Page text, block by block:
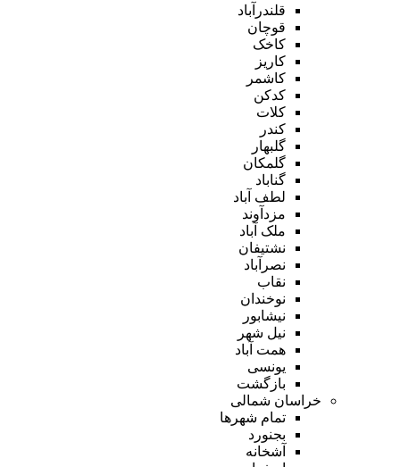
قلندرآباد
قوچان
کاخک
کاریز
کاشمر
کدکن
کلات
کندر
گلبهار
گلمکان
گناباد
لطف آباد
مزدآوند
ملک آباد
نشتیفان
نصرآباد
نقاب
نوخندان
نیشابور
نیل شهر
همت آباد
یونسی
بازگشت
خراسان شمالی
تمام شهر‌ها
بجنورد
آشخانه